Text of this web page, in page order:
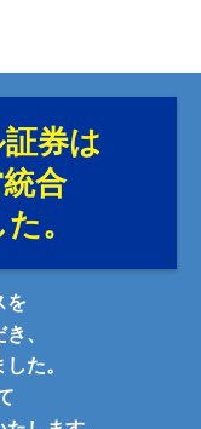
券は
合
。
を
、
た。